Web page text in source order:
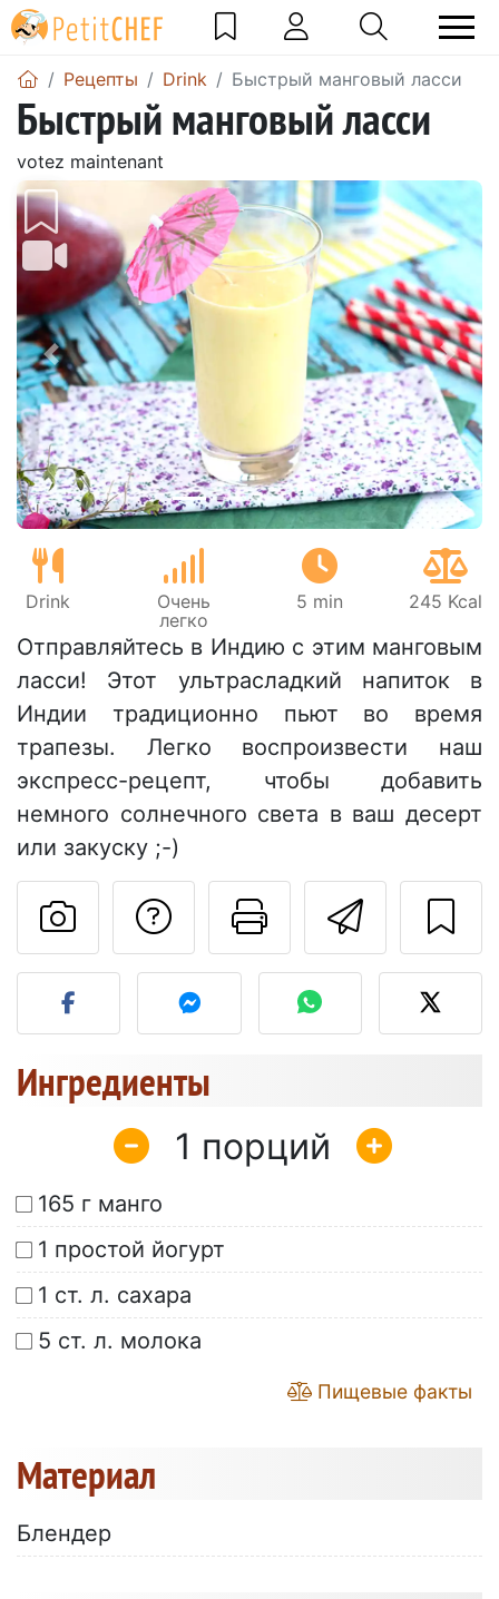
Pецепты Drink Быстрый манговый ласси
Быстрый манговый ласси
votez maintenant
Предыдущий
Drink
Очень
легко
5 min 245 Kcal
Отправляйтесь в Индию с этим манговым
ласси! Этот ультрасладкий напиток в
Индии традиционно пьют во время
трапезы. Легко воспроизвести наш
экспресс-рецепт, чтобы добавить
немного солнечного света в ваш десерт
или закуску ;-)
Задать вопрос
Разместите фото этого
Ингредиенты
1
165 г манго
1 простой йогурт
1 ст. л. сахара
5 ст. л. молока
Пищевые факты
Материал
Блендер